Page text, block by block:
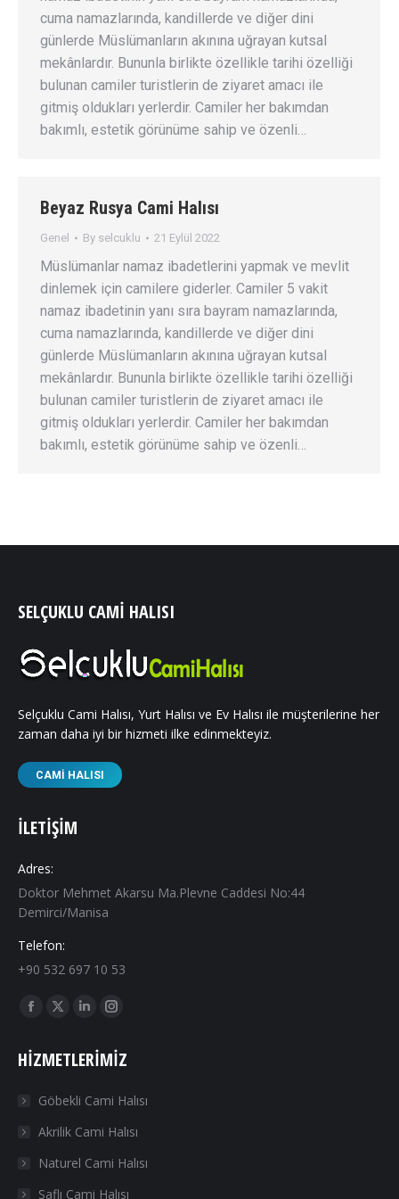
cuma namazlarında, kandillerde ve diğer dini
günlerde Müslümanların akınına uğrayan kutsal
mekânlardır. Bununla birlikte özellikle tarihi özelliği
bulunan camiler turistlerin de ziyaret amacı ile
gitmiş oldukları yerlerdir. Camiler her bakımdan
bakımlı, estetik görünüme sahip ve özenli…
Beyaz Rusya Cami Halısı
Genel By selcuklu 21 Eylül 2022
Müslümanlar namaz ibadetlerini yapmak ve mevlit
dinlemek için camilere giderler. Camiler 5 vakit
namaz ibadetinin yanı sıra bayram namazlarında,
cuma namazlarında, kandillerde ve diğer dini
günlerde Müslümanların akınına uğrayan kutsal
mekânlardır. Bununla birlikte özellikle tarihi özelliği
bulunan camiler turistlerin de ziyaret amacı ile
gitmiş oldukları yerlerdir. Camiler her bakımdan
bakımlı, estetik görünüme sahip ve özenli…
SELÇUKLU CAMI HALISI
Selçuklu Cami Halısı, Yurt Halısı ve Ev Halısı ile müşterilerine her
zaman daha iyi bir hizmeti ilke edinmekteyiz.
CAMI HALISI
İLETIŞIM
Adres:
Doktor Mehmet Akarsu Ma.Plevne Caddesi No:44
Demirci/Manisa
Telefon:
+90 532 697 10 53
Find us on:
Facebook
opens
new
window
X
opens
new
window
Linkedin
opens
new
window
Instagram
opens
new
window
HIZMETLERIMIZ
Göbekli Cami Halısı
Akrilik Cami Halısı
Naturel Cami Halısı
Saflı Cami Halısı